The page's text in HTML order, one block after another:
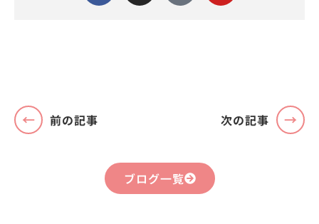
前の記事 次の記事
ブログ一覧